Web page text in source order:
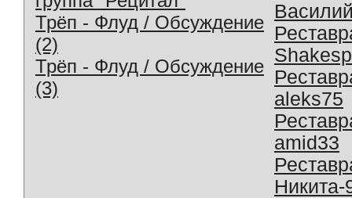
Трёп - Флуд / Обсуждение
(2)
Трёп - Флуд / Обсуждение
(3)
aleks75
amid33
Никита-